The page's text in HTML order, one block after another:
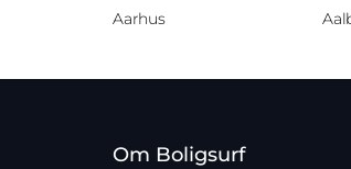
Aarhus
Om Boligsurf